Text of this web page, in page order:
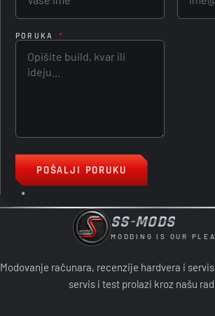
PORUKA *
POŠALJI PORUKU
SS-MODS
MODDING IS OUR
Modovanje računara, recenzije hardvera i
servis i test prolazi kroz našu